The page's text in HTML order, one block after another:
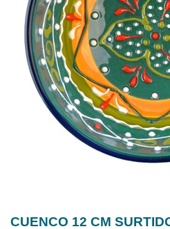
CUENCO 12 CM